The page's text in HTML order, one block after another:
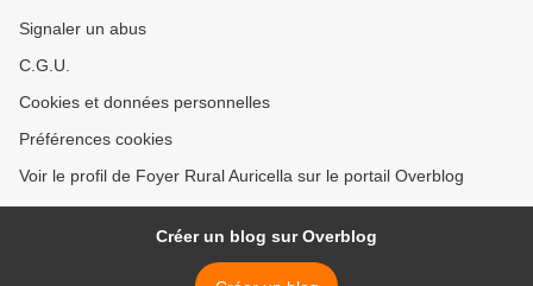
Signaler un abus
C.G.U.
Cookies et données personnelles
Préférences cookies
Voir le profil de Foyer Rural Auricella sur le portail Overblog
Créer un blog sur Overblog